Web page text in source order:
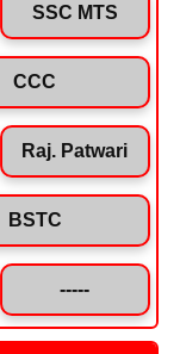
SSC MTS
CCC
Raj. Patwari
BSTC
-----